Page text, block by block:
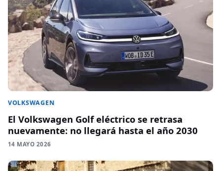
VOLKSWAGEN
El Volkswagen Golf eléctrico se retrasa
nuevamente: no llegará hasta el año 2030
14 MAYO 2026